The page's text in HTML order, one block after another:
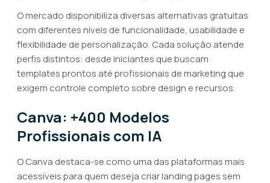
O mercado disponibiliza diversas alternativas gratuitas
com diferentes níveis de funcionalidade, usabilidade e
flexibilidade de personalização. Cada solução atende
perfis distintos: desde iniciantes que buscam
templates prontos até profissionais de marketing que
exigem controle completo sobre design e recursos.
Canva: +400 Modelos
Profissionais com IA
O Canva destaca-se como uma das plataformas mais
acessíveis para quem deseja criar landing pages sem